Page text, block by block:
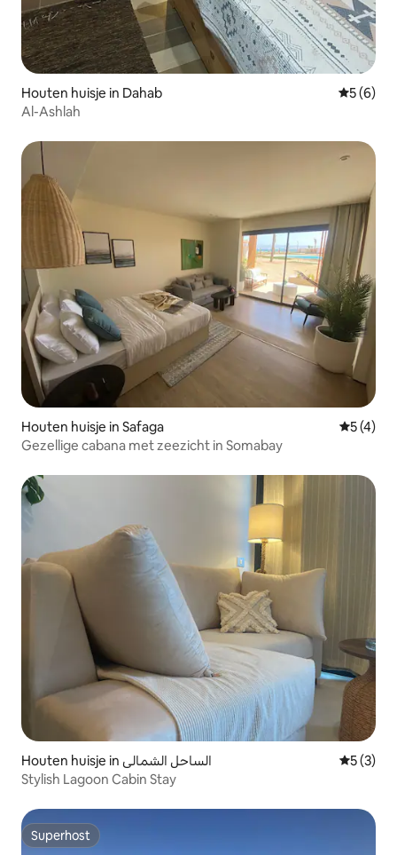
Houten huisje in Dahab
5 (6)
Al-Ashlah
Houten huisje in Safaga
5 (4)
Gezellige cabana met zeezicht in Somabay
Houten huisje in الساحل الشمالى
5 (3)
Stylish Lagoon Cabin Stay
Superhost
Superhost